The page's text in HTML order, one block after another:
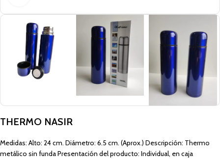
THERMO NASIR
Medidas: Alto: 24 cm. Diámetro: 6.5 cm. (Aprox.) Descripción: Thermo
metálico sin funda Presentación del producto: Individual, en caja